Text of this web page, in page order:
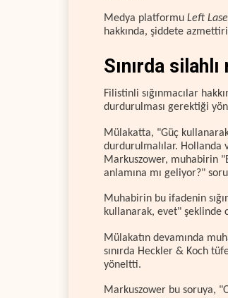
Medya platformu Left
hakkında, şiddete
Sınırda
Filistinli sığınmacılar
durdurulması gerektiği
Mülakatta, "Güç
durdurulmalılar. Hollanda
Markuszower, muhabirin
anlamına mı geliyor?"
Muhabirin bu ifadenin
kullanarak, evet" şeklinde
Mülakatın devamında
sınırda Heckler & Koch
yöneltti.
Markuszower bu soruya,